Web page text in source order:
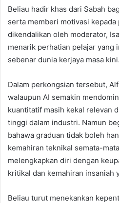
Beliau hadir khas dari Sabah
serta memberi motivasi kepada
dikendalikan oleh moderator,
menarik perhatian pelajar yang
sebenar dunia kerjaya masa kini.
Dalam perkongsian tersebut,
walaupun AI semakin
kuantitatif masih kekal relevan
tinggi dalam industri. Namun
bahawa graduan tidak boleh
kemahiran teknikal semata-
melengkapkan diri dengan
kritikal dan kemahiran insaniah
Beliau turut menekankan